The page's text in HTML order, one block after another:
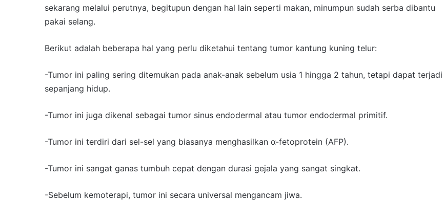
sekarang melalui perutnya, begitupun dengan hal lain seperti makan, minumpun sudah serba dibantu
pakai selang.
Berikut adalah beberapa hal yang perlu diketahui tentang tumor kantung kuning telur:
-Tumor ini paling sering ditemukan pada anak-anak sebelum usia 1 hingga 2 tahun, tetapi dapat terjadi
sepanjang hidup.
-Tumor ini juga dikenal sebagai tumor sinus endodermal atau tumor endodermal primitif.
-Tumor ini terdiri dari sel-sel yang biasanya menghasilkan α-fetoprotein (AFP).
-Tumor ini sangat ganas tumbuh cepat dengan durasi gejala yang sangat singkat.
-Sebelum kemoterapi, tumor ini secara universal mengancam jiwa.